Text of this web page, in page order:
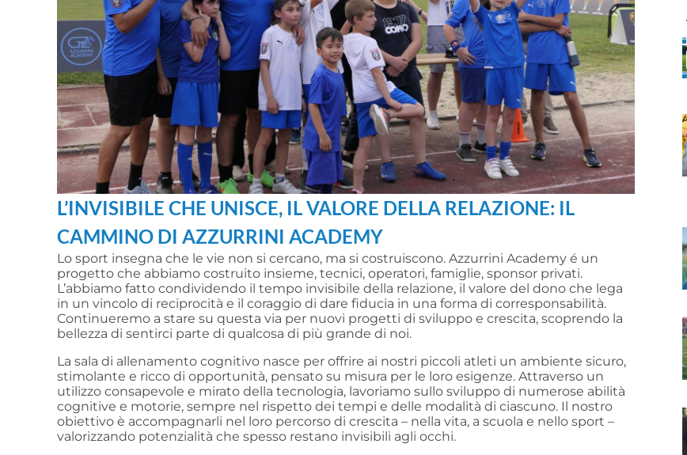
L’INVISIBILE CHE UNISCE, IL VALORE DELLA RELAZIONE: IL
CAMMINO DI AZZURRINI ACADEMY
Lo sport insegna che le vie non si cercano, ma si costruiscono. Azzurrini Academy é un
progetto che abbiamo costruito insieme, tecnici, operatori, famiglie, sponsor privati.
L’abbiamo fatto condividendo il tempo invisibile della relazione, il valore del dono che lega
in un vincolo di reciprocità e il coraggio di dare fiducia in una forma di corresponsabilità.
Continueremo a stare su questa via per nuovi progetti di sviluppo e crescita, scoprendo la
bellezza di sentirci parte di qualcosa di più grande di noi.
La sala di allenamento cognitivo nasce per offrire ai nostri piccoli atleti un ambiente sicuro,
stimolante e ricco di opportunità, pensato su misura per le loro esigenze. Attraverso un
utilizzo consapevole e mirato della tecnologia, lavoriamo sullo sviluppo di numerose abilità
cognitive e motorie, sempre nel rispetto dei tempi e delle modalità di ciascuno. Il nostro
obiettivo è accompagnarli nel loro percorso di crescita – nella vita, a scuola e nello sport –
valorizzando potenzialità che spesso restano invisibili agli occhi.